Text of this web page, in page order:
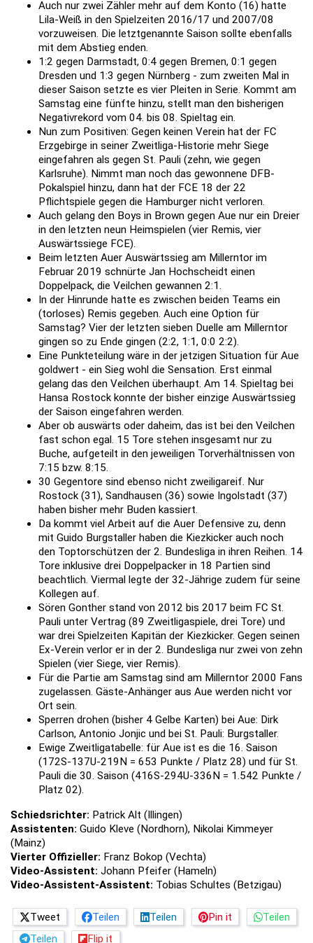
Auch nur zwei Zähler mehr auf dem Konto (16) hatte
Lila-Weiß in den Spielzeiten 2016/17 und 2007/08
vorzuweisen. Die letztgenannte Saison sollte ebenfalls
mit dem Abstieg enden.
1:2 gegen Darmstadt, 0:4 gegen Bremen, 0:1 gegen
Dresden und 1:3 gegen Nürnberg - zum zweiten Mal in
dieser Saison setzte es vier Pleiten in Serie. Kommt am
Samstag eine fünfte hinzu, stellt man den bisherigen
Negativrekord vom 04. bis 08. Spieltag ein.
Nun zum Positiven: Gegen keinen Verein hat der FC
Erzgebirge in seiner Zweitliga-Historie mehr Siege
eingefahren als gegen St. Pauli (zehn, wie gegen
Karlsruhe). Nimmt man noch das gewonnene DFB-
Pokalspiel hinzu, dann hat der FCE 18 der 22
Pflichtspiele gegen die Hamburger nicht verloren.
Auch gelang den Boys in Brown gegen Aue nur ein Dreier
in den letzten neun Heimspielen (vier Remis, vier
Auswärtssiege FCE).
Beim letzten Auer Auswärtssieg am Millerntor im
Februar 2019 schnürte Jan Hochscheidt einen
Doppelpack, die Veilchen gewannen 2:1.
In der Hinrunde hatte es zwischen beiden Teams ein
(torloses) Remis gegeben. Auch eine Option für
Samstag? Vier der letzten sieben Duelle am Millerntor
gingen so zu Ende gingen (2:2, 1:1, 0:0 2:2).
Eine Punkteteilung wäre in der jetzigen Situation für Aue
goldwert - ein Sieg wohl die Sensation. Erst einmal
gelang das den Veilchen überhaupt. Am 14. Spieltag bei
Hansa Rostock konnte der bisher einzige Auswärtssieg
der Saison eingefahren werden.
Aber ob auswärts oder daheim, das ist bei den Veilchen
fast schon egal. 15 Tore stehen insgesamt nur zu
Buche, aufgeteilt in den jeweiligen Torverhältnissen von
7:15 bzw. 8:15.
30 Gegentore sind ebenso nicht zweiligareif. Nur
Rostock (31), Sandhausen (36) sowie Ingolstadt (37)
haben bisher mehr Buden kassiert.
Da kommt viel Arbeit auf die Auer Defensive zu, denn
mit Guido Burgstaller haben die Kiezkicker auch noch
den Toptorschützen der 2. Bundesliga in ihren Reihen. 14
Tore inklusive drei Doppelpacker in 18 Partien sind
beachtlich. Viermal legte der 32-Jährige zudem für seine
Kollegen auf.
Sören Gonther stand von 2012 bis 2017 beim FC St.
Pauli unter Vertrag (89 Zweitligaspiele, drei Tore) und
war drei Spielzeiten Kapitän der Kiezkicker. Gegen seinen
Ex-Verein verlor er in der 2. Bundesliga nur zwei von zehn
Spielen (vier Siege, vier Remis).
Für die Partie am Samstag sind am Millerntor 2000 Fans
zugelassen. Gäste-Anhänger aus Aue werden nicht vor
Ort sein.
Sperren drohen (bisher 4 Gelbe Karten) bei Aue: Dirk
Carlson, Antonio Jonjic und bei St. Pauli: Burgstaller.
Ewige Zweitligatabelle: für Aue ist es die 16. Saison
(172S-137U-219N = 653 Punkte / Platz 28) und für St.
Pauli die 30. Saison (416S-294U-336N = 1.542 Punkte /
Platz 02).
Schiedsrichter: Patrick Alt (Illingen)
Assistenten: Guido Kleve (Nordhorn), Nikolai Kimmeyer
(Mainz)
Vierter Offizieller: Franz Bokop (Vechta)
Video-Assistent: Johann Pfeifer (Hameln)
Video-Assistent-Assistent: Tobias Schultes (Betzigau)
Tweet Teilen Teilen Pin it
Teilen
Teilen
Flip it